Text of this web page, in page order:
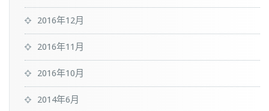
2016年12月
2016年11月
2016年10月
2014年6月